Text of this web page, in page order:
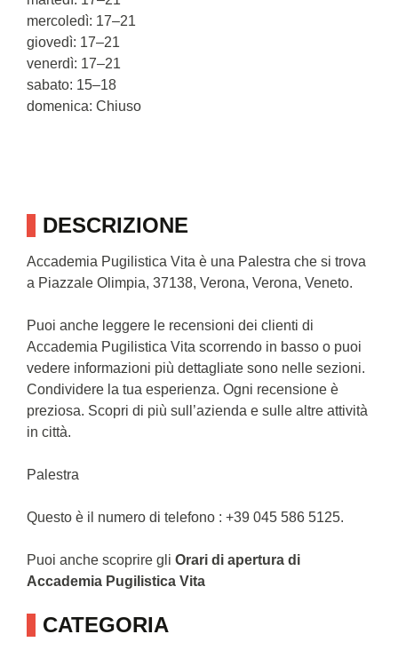
DESCRIZIONE
Accademia Pugilistica Vita è una Palestra che si trova
a Piazzale Olimpia, 37138, Verona, Verona, Veneto.
Puoi anche leggere le recensioni dei clienti di
Accademia Pugilistica Vita scorrendo in basso o puoi
vedere informazioni più dettagliate sono nelle sezioni.
Condividere la tua esperienza. Ogni recensione è
preziosa. Scopri di più sull’azienda e sulle altre attività
in città.
Palestra
Questo è il numero di telefono : +39 045 586 5125.
Puoi anche scoprire gli Orari di apertura di
Accademia Pugilistica Vita
CATEGORIA
mercoledì: 17–21
giovedì: 17–21
venerdì: 17–21
sabato: 15–18
domenica: Chiuso